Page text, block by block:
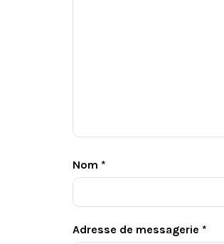
Nom *
Adresse de messagerie *